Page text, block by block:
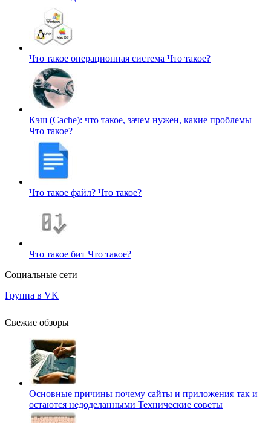
Что такое операционная система Что такое?
Кэш (Cache): что такое, зачем нужен, какие проблемы
Что такое?
Что такое файл? Что такое?
Что такое бит Что такое?
Социальные сети
Группа в VK
Свежие обзоры
Основные причины почему сайты и приложения так и
остаются недоделанными Технические советы